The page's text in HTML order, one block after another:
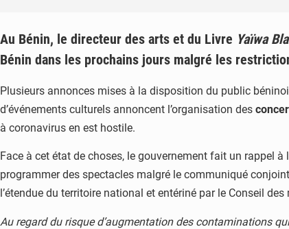
Au Bénin, le directeur des arts et du Livre Yaïwa
Bénin dans les prochains jours malgré les
Plusieurs annonces mises à la disposition du public
d’événements culturels annoncent l’organisation des
à coronavirus en est hostile.
Face à cet état de choses, le gouvernement fait un rappel à
programmer des spectacles malgré le communiqué
l’étendue du territoire national et entériné par le Conseil
Au regard du risque d’augmentation des contaminations